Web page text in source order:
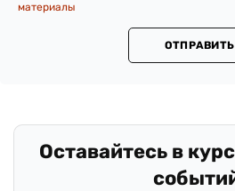
материалы
ОТПРАВИТЬ
Оставайтесь в